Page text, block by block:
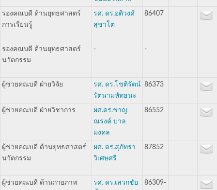
รองคณบดี ด้านยุทธศาสตร์
การเรียนรู้
รศ. ดร.อติวงศ์
สุชาโต
86407
รองคณบดี ด้านยุทธศาสตร์
นวัตกรรม
- -
ผู้ช่วยคณบดี ฝ่ายวิจัย
รศ. ดร.โชติรัตน์
รัตนามหัทธนะ
86373
ผู้ช่วยคณบดี ฝ่ายวิชาการ
ผศ.ดร.ชาญ
ณรงค์ บาล
มงคล
86552
ผู้ช่วยคณบดี ด้านยุทธศาสตร์
นวัตกรรม
ผศ. ดร.สุภัทรา
วิเศษศรี
87852
ผู้ช่วยคณบดี ด้านกายภาพ
รศ. ดร.เสวกชัย
86309-